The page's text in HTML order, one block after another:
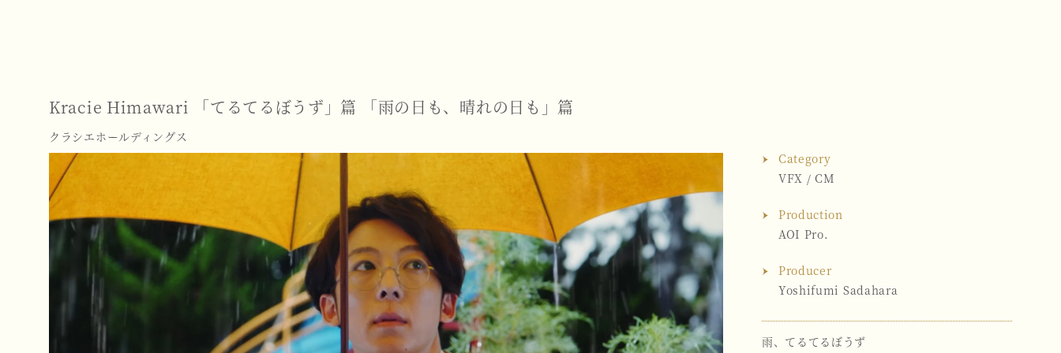
Kracie Himawari 「てるてるぼうず」篇 「雨の日も、晴れの日も」篇
クラシエホールディングス
Category
VFX /CM
Production
AOI Pro.
Producer
Yoshifumi Sadahara
雨、てるてるぼうず